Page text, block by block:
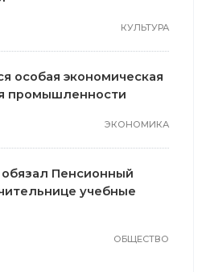
КУЛЬТУРА
особая экономическая
промышленности
ЭКОНОМИКА
Пенсионный
учебные
ОБЩЕСТВО